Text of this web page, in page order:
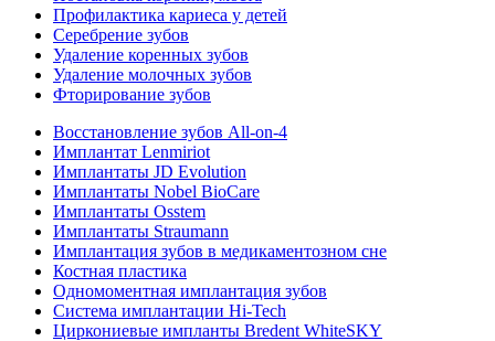
Профилактика кариеса у детей
Серебрение зубов
Удаление коренных зубов
Удаление молочных зубов
Фторирование зубов
Восстановление зубов All‑on‑4
Имплантат Lenmiriot
Имплантаты JD Evolution
Имплантаты Nobel BioСare
Имплантаты Osstem
Имплантаты Straumann
Имплантация зубов в медикаментозном сне
Костная пластика
Одномоментная имплантация зубов
Система имплантации Hi-Tech
Циркониевые импланты Bredent WhiteSKY